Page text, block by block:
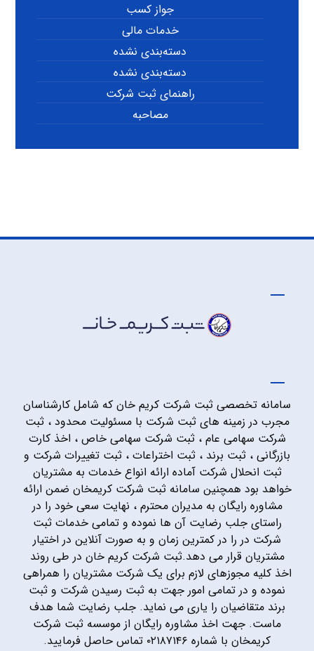
جواز کسب
خدمات مالی
دسته‌بندی نشده
دسته‌بندی نشده
راهنمای ثبت شرکت
مصاحبه
سامانه تخصصی ثبت شرکت کریم خان که شامل کارشناسان
مجرب در زمینه های ثبت شرکت با مسئولیت محدود ، ثبت
شرکت سهامی عام ، ثبت شرکت سهامی خاص ، اخذ کارت
بازرگانی ، ثبت برند ، ثبت اختراعات ، ثبت تغییرات شرکت و
ثبت انحلال شرکت آماده ارائه انواع خدمات به مشتریان
خواهد بود همچنین سامانه ثبت شرکت کریمخان ضمن ارائه
مشاوره رایگان به مدیران محترم ، نهایت سعی خود را در
راستای جلب رضایت آن ها نموده و تمامی خدمات ثبت
شرکت در را در کمترین زمان و به صورت آنلاین در اختیار
مشتریان قرار می دهد.ثبت شرکت کریم خان در طی روند
اخذ کلیه مجوزهای لازم برای یک شرکت مشتریان را همراهی
نموده و در تمامی امور جهت به ثبت رسیدن شرکت و ثبت
برند متقاضیان را یاری می نماید. جلب رضایت شما هدف
ماست. جهت اخذ مشاوره رایگان از موسسه ثبت شرکت
کریمخان با شماره ۰۲۱۸۷۱۴۶ تماس حاصل فرمایید.